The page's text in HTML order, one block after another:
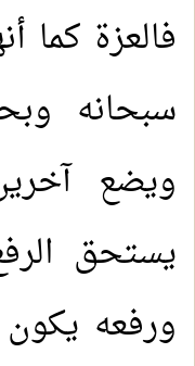
فالعزة كما
سبحانه
ويضع
يستحق
ورفعه يكون